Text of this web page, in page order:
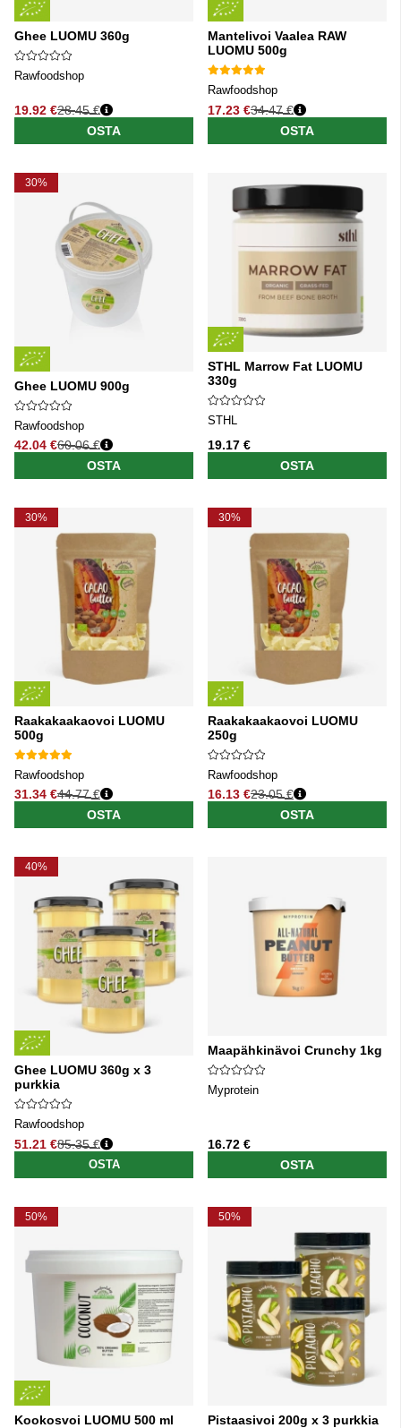
Ghee LUOMU 360g
Rawfoodshop
19.92 €
Normaali hinta
28.45 €
OSTA
Mantelivoi Vaalea RAW
LUOMU 500g
Rawfoodshop
17.23 €
Normaali hinta
34.47 €
OSTA
30%
Ghee LUOMU 900g
Rawfoodshop
42.04 €
Normaali hinta
60.06 €
OSTA
STHL Marrow Fat LUOMU
330g
STHL
19.17 €
OSTA
30%
Raakakaakaovoi LUOMU
500g
Rawfoodshop
31.34 €
Normaali hinta
44.77 €
OSTA
30%
Raakakaakaovoi LUOMU
250g
Rawfoodshop
16.13 €
Normaali hinta
23.05 €
OSTA
40%
Ghee LUOMU 360g x 3
purkkia
Rawfoodshop
51.21 €
Normaali hinta
85.35 €
OSTA
Maapähkinävoi Crunchy 1kg
Myprotein
16.72 €
OSTA
50%
Kookosvoi LUOMU 500 ml
50%
Pistaasivoi 200g x 3 purkkia